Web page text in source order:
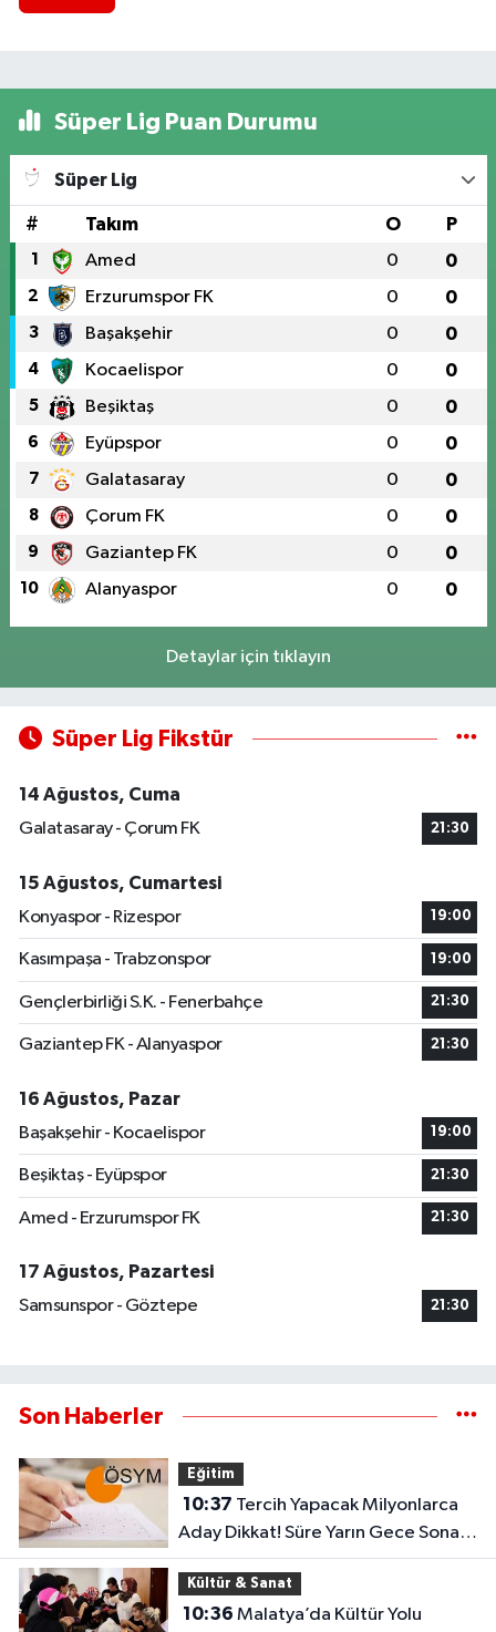
Süper Lig Puan Durumu
Süper Lig
# Takım O P
1 Amed 0 0
2 Erzurumspor FK 0 0
3 Başakşehir 0 0
4 Kocaelispor 0 0
5 Beşiktaş 0 0
6 Eyüpspor 0 0
7 Galatasaray 0 0
8 Çorum FK 0 0
9 Gaziantep FK 0 0
10 Alanyaspor 0 0
Detaylar için tıklayın
Süper Lig Fikstür
14 Ağustos, Cuma
Galatasaray - Çorum FK
21:30
15 Ağustos, Cumartesi
Konyaspor - Rizespor
19:00
Kasımpaşa - Trabzonspor 19:00
Gençlerbirliği S.K. - Fenerbahçe 21:30
Gaziantep FK - Alanyaspor 21:30
16 Ağustos, Pazar
Başakşehir - Kocaelispor
19:00
Beşiktaş - Eyüpspor 21:30
Amed - Erzurumspor FK 21:30
17 Ağustos, Pazartesi
Samsunspor - Göztepe
21:30
Son Haberler
Eğitim
10:37
Aday Dikkat! Süre Yarın Gece Sona
Eriyor
Kültür & Sanat
10:36